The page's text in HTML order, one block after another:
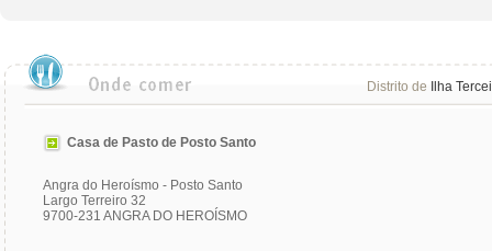
Distrito de Ilha
Casa de Pasto de Posto Santo
Angra do Heroísmo - Posto Santo
Largo Terreiro 32
9700-231 ANGRA DO HEROÍSMO